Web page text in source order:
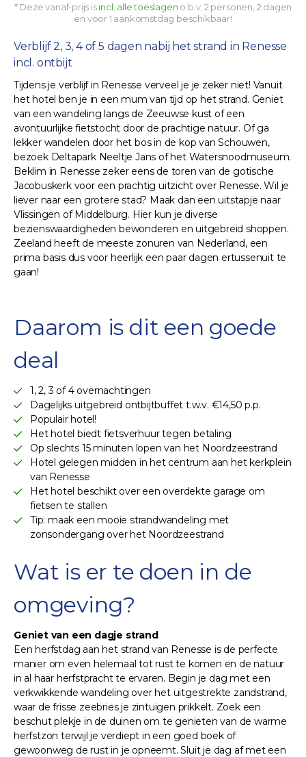
* Deze vanaf-prijs isincl. alle toeslagen o.b.v. 2 personen, 2 dagen
en voor 1 aankomstdag beschikbaar!
Verblijf 2, 3, 4 of 5 dagen nabij het strand in Renesse
incl. ontbijt
Tijdens je verblijf in Renesse verveel je je zeker niet! Vanuit
het hotel ben je in een mum van tijd op het strand. Geniet
van een wandeling langs de Zeeuwse kust of een
avontuurlijke fietstocht door de prachtige natuur. Of ga
lekker wandelen door het bos in de kop van Schouwen,
bezoek Deltapark Neeltje Jans of het Watersnoodmuseum.
Beklim in Renesse zeker eens de toren van de gotische
Jacobuskerk voor een prachtig uitzicht over Renesse. Wil je
liever naar een grotere stad? Maak dan een uitstapje naar
Vlissingen of Middelburg. Hier kun je diverse
bezienswaardigheden bewonderen en uitgebreid shoppen.
Zeeland heeft de meeste zonuren van Nederland, een
prima basis dus voor heerlijk een paar dagen ertussenuit te
gaan!
Daarom is dit een goede
deal
1, 2, 3 of 4 overnachtingen
Dagelijks uitgebreid ontbijtbuffet t.w.v. €14,50 p.p.
Populair hotel!
Het hotel biedt fietsverhuur tegen betaling
Op slechts 15 minuten lopen van het Noordzeestrand
Hotel gelegen midden in het centrum aan het kerkplein
van Renesse
Het hotel beschikt over een overdekte garage om
fietsen te stallen
Tip: maak een mooie strandwandeling met
zonsondergang over het Noordzeestrand
Wat is er te doen in de
omgeving?
Geniet van een dagje strand
Een herfstdag aan het strand van Renesse is de perfecte
manier om even helemaal tot rust te komen en de natuur
in al haar herfstpracht te ervaren. Begin je dag met een
verkwikkende wandeling over het uitgestrekte zandstrand,
waar de frisse zeebries je zintuigen prikkelt. Zoek een
beschut plekje in de duinen om te genieten van de warme
herfstzon terwijl je verdiept in een goed boek of
gewoonweg de rust in je opneemt. Sluit je dag af met een